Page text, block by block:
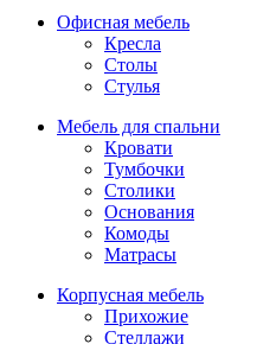
Офисная мебель
Кресла
Столы
Стулья
Мебель для спальни
Кровати
Тумбочки
Столики
Основания
Комоды
Матрасы
Корпусная мебель
Прихожие
Стеллажи